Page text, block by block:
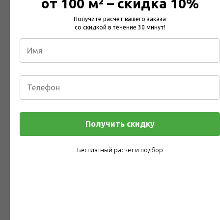
Укажите город, куда нужно доставить товар
паз 25мм, размером 2490*590, в количестве ...
Получите расчет вашего заказа
со скидкой в течение 30 минут!
Получить скидку
Бесплатный расчет и подбор